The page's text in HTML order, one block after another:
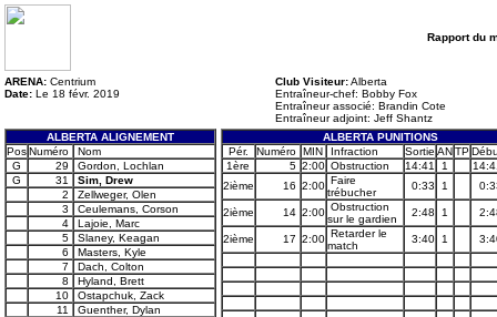
Rapport du
ARENA: Centrium
Date: Le 18 févr. 2019
Club Visiteur:Alberta
Entraîneur-chef: Bobby Fox
Entraîneur associé: Brandin Cote
Entraîneur adjoint: Jeff Shantz
ALBERTA ALIGNEMENT
PosNuméro
Nom
G
29
Gordon, Lochlan
G
31
Sim, Drew
2
Zellweger, Olen
3
Ceulemans, Corson
4
Lajoie, Marc
5
Slaney, Keagan
6
Masters, Kyle
7
Dach, Colton
8
Hyland, Brett
10
Ostapchuk, Zack
11
Guenther, Dylan
ALBERTA PUNITIONS
Pér.
Numéro MIN Infraction Sortie ANTP
1ère
5 2:00 Obstruction 14:41 1
2ième
16 2:00 Faire
trébucher
0:33 1
2ième 14 2:00 Obstruction
sur le gardien
2:48 1
2ième 17 2:00 Retarder le
match
3:40 1